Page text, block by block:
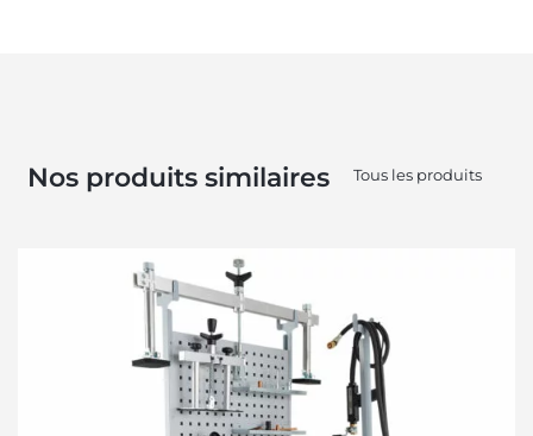
Nos produits similaires Tous les produits